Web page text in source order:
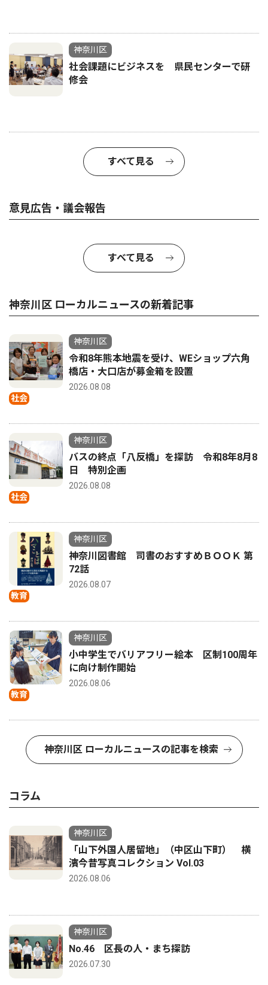
神奈川区
社会課題にビジネスを 県民センターで研
修会
すべて見る
意見広告・議会報告
すべて見る
神奈川区 ローカルニュースの新着記事
社会
神奈川区
令和8年熊本地震を受け、WEショップ六角
橋店・大口店が募金箱を設置
2026.08.08
社会
神奈川区
バスの終点「八反橋」を探訪 令和8年8月8
日 特別企画
2026.08.08
教育
神奈川区
神奈川図書館 司書のおすすめＢＯＯＫ 第
72話
2026.08.07
教育
神奈川区
小中学生でバリアフリー絵本 区制100周年
に向け制作開始
2026.08.06
神奈川区 ローカルニュースの記事を検索
コラム
神奈川区
「山下外国人居留地」（中区山下町） 横
濱今昔写真コレクション Vol.03
2026.08.06
神奈川区
No.46 区長の人・まち探訪
2026.07.30